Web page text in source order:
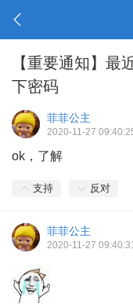
【重要通知】最
下密码
菲菲公主
2020-11-27
ok，了解
支持 反对
菲菲公主
2020-11-27